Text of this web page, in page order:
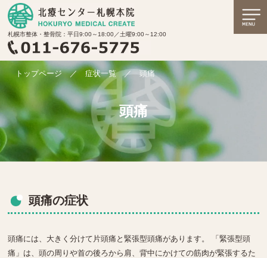
札幌市整体・整骨院：平日9:00～18:00／土曜9:00～12:00
トップページ ／ 症状一覧 ／ 頭痛
頭痛
頭痛の症状
頭痛には、大きく分けて片頭痛と緊張型頭痛があります。 「緊張型頭
痛」は、頭の周りや首の後ろから肩、背中にかけての筋肉が緊張するた